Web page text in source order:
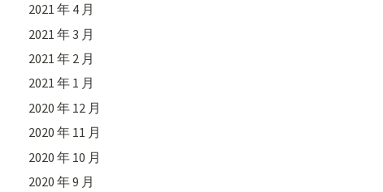
2021 年 4 月
2021 年 3 月
2021 年 2 月
2021 年 1 月
2020 年 12 月
2020 年 11 月
2020 年 10 月
2020 年 9 月